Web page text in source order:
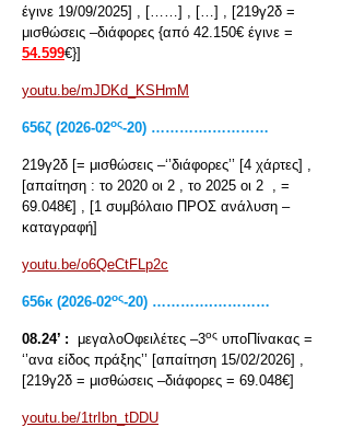
έγινε 19/09/2025] , [……] , […] , [219γ2δ =
μισθώσεις –διάφορες {από 42.150€ έγινε =
54.599€}]
youtu.be/mJDKd_KSHmM
656ζ (2026-02ος-20) ………….…………
219γ2δ [= μισθώσεις –‘’διάφορες’’ [4 χάρτες] ,
[απαίτηση : το 2020 οι 2 , το 2025 οι 2 , =
69.048€] , [1 συμβόλαιο ΠΡΟΣ ανάλυση –
καταγραφή]
youtu.be/o6QeCtFLp2c
656κ (2026-02ος-20) ………….…………
08.24’ : μεγαλοΟφειλέτες –3ος υποΠίνακας =
‘’ανα είδος πράξης’’ [απαίτηση 15/02/2026] ,
[219γ2δ = μισθώσεις –διάφορες = 69.048€]
youtu.be/1trIbn_tDDU